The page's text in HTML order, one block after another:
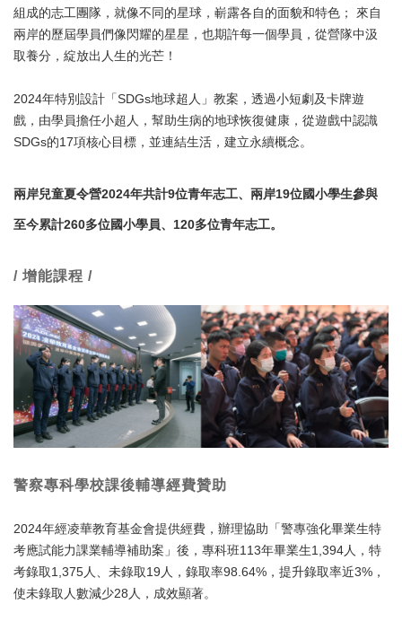
組成的志工團隊，就像不同的星球，嶄露各自的面貌和特色； 來自
兩岸的歷屆學員們像閃耀的星星，也期許每一個學員，從營隊中汲
取養分，綻放出人生的光芒！
2024年特別設計「SDGs地球超人」教案，透過小短劇及卡牌遊
戲，由學員擔任小超人，幫助生病的地球恢復健康，從遊戲中認識
SDGs的17項核心目標，並連結生活，建立永續概念。
兩岸兒童夏令營2024年共計9位青年志工、兩岸19位國小學生參與
至今累計260多位國小學員、120多位青年志工。
/ 增能課程 /
警察專科學校課後輔導經費贊助
2024年經凌華教育基金會提供經費，辦理協助「警專強化畢業生特
考應試能力課業輔導補助案」後，專科班113年畢業生1,394人，特
考錄取1,375人、未錄取19人，錄取率98.64%，提升錄取率近3%，
使未錄取人數減少28人，成效顯著。